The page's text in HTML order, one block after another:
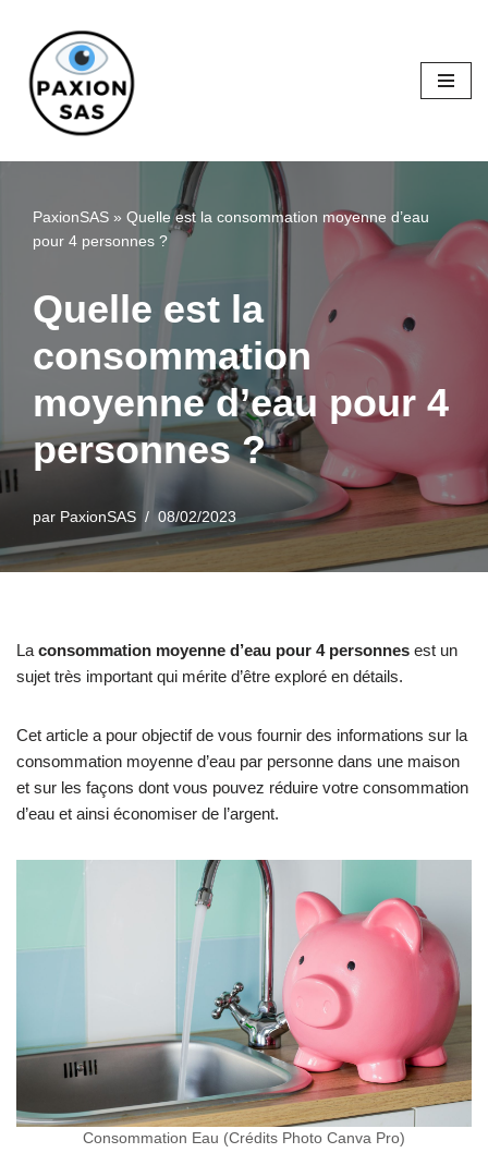
Aller
au
contenu
PaxionSAS » Quelle est la consommation moyenne d’eau
pour 4 personnes ?
Quelle est la
consommation
moyenne d’eau pour 4
personnes ?
par PaxionSAS 08/02/2023
La consommation moyenne d’eau pour 4 personnes est un
sujet très important qui mérite d’être exploré en détails.
Cet article a pour objectif de vous fournir des informations sur la
consommation moyenne d’eau par personne dans une maison
et sur les façons dont vous pouvez réduire votre consommation
d’eau et ainsi économiser de l’argent.
Consommation Eau (Crédits Photo Canva Pro)